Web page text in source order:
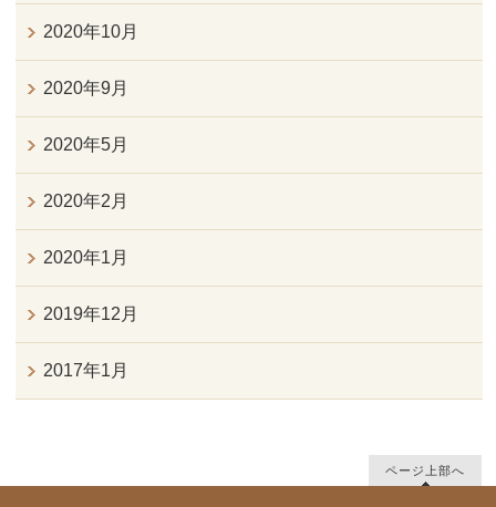
2020年10月
2020年9月
2020年5月
2020年2月
2020年1月
2019年12月
2017年1月
ページ上部へ